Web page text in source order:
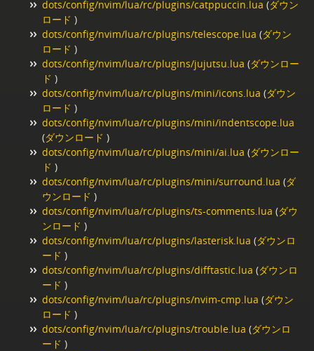
dots/config/nvim/lua/rc/plugins/catppuccin.lua (ダウン
ロード )
dots/config/nvim/lua/rc/plugins/telescope.lua (ダウン
ロード )
dots/config/nvim/lua/rc/plugins/jujutsu.lua (ダウンロー
ド )
dots/config/nvim/lua/rc/plugins/mini/icons.lua (ダウン
ロード )
dots/config/nvim/lua/rc/plugins/mini/indentscope.lua
(ダウンロード )
dots/config/nvim/lua/rc/plugins/mini/ai.lua (ダウンロー
ド )
dots/config/nvim/lua/rc/plugins/mini/surround.lua (ダ
ウンロード )
dots/config/nvim/lua/rc/plugins/ts-comments.lua (ダウ
ンロード )
dots/config/nvim/lua/rc/plugins/lasterisk.lua (ダウンロ
ード )
dots/config/nvim/lua/rc/plugins/difftastic.lua (ダウンロ
ード )
dots/config/nvim/lua/rc/plugins/nvim-cmp.lua (ダウン
ロード )
dots/config/nvim/lua/rc/plugins/trouble.lua (ダウンロ
ード )